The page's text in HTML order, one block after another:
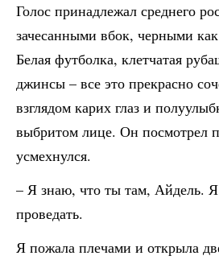
Голос принадлежал среднего
зачесанными вбок, черными
Белая футболка, клетчатая
джинсы – все это прекрасно
взглядом карих глаз и
выбритом лице. Он посмотрел
усмехнулся.
– Я знаю, что ты там, Айдель.
проведать.
Я пожала плечами и открыла